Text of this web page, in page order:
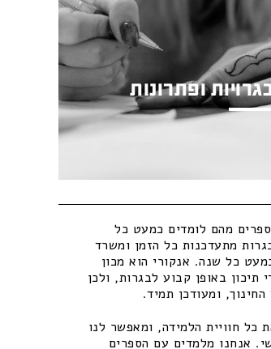
ופתרונות
מהם לומדים כמעט כל
מתעדכנות כל הזמן ומשרד
כל שנה. אנקורי הוא מכון
תיכון באופן קבוע לבגרות, ולכן
ומעודכן תמיד.
כל חוויית הלמידה, ומאפשר לנו
אנחנו מלמדים עם הספרים